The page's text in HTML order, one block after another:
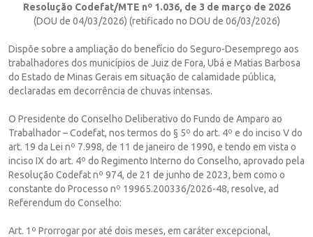
Resolução Codefat/MTE nº 1.036, de 3 de março de 2026
(DOU de 04/03/2026) (retificado no DOU de 06/03/2026)
Dispõe sobre a ampliação do benefício do Seguro-Desemprego aos
trabalhadores dos municípios de Juiz de Fora, Ubá e Matias Barbosa
do Estado de Minas Gerais em situação de calamidade pública,
declaradas em decorrência de chuvas intensas.
O Presidente do Conselho Deliberativo do Fundo de Amparo ao
Trabalhador – Codefat, nos termos do § 5º do art. 4º e do inciso V do
art. 19 da Lei nº 7.998, de 11 de janeiro de 1990, e tendo em vista o
inciso IX do art. 4º do Regimento Interno do Conselho, aprovado pela
Resolução Codefat nº 974, de 21 de junho de 2023, bem como o
constante do Processo nº 19965.200336/2026-48, resolve, ad
Referendum do Conselho:
Art. 1º Prorrogar por até dois meses, em caráter excepcional,